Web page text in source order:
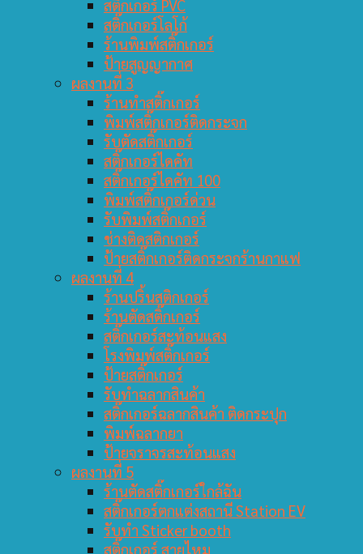
สติ๊กเกอร์ PVC
สติ๊กเกอร์โลโก้
ร้านพิมพ์สติ๊กเกอร์
ป้ายสูญญากาศ
ผลงานที่ 3
ร้านทำสติ๊กเกอร์
พิมพ์สติ๊กเกอร์ติดกระจก
รับตัดสติ๊กเกอร์
สติ๊กเกอร์ไดคัท
สติ๊กเกอร์ไดคัท 100
พิมพ์สติ๊กเกอร์ด่วน
รับพิมพ์สติ๊กเกอร์
ช่างติดสติกเกอร์
ป้ายสติ๊กเกอร์ติดกระจกร้านกาแฟ
ผลงานที่ 4
ร้านปริ้นสติกเกอร์
ร้านตัดสติ๊กเกอร์
สติ๊กเกอร์สะท้อนแสง
โรงพิมพ์สติ๊กเกอร์
ป้ายสติ๊กเกอร์
รับทำฉลากสินค้า
สติ๊กเกอร์ฉลากสินค้า ติดกระปุก
พิมพ์ฉลากยา
ป้ายจราจรสะท้อนแสง
ผลงานที่ 5
ร้านตัดสติ๊กเกอร์ใกล้ฉัน
สติ๊กเกอร์ตกแต่งสถานี Station EV
รับทำ Sticker booth
สติ๊กเกอร์ สายไหม